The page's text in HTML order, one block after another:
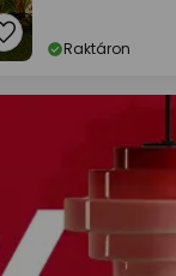
Raktáron